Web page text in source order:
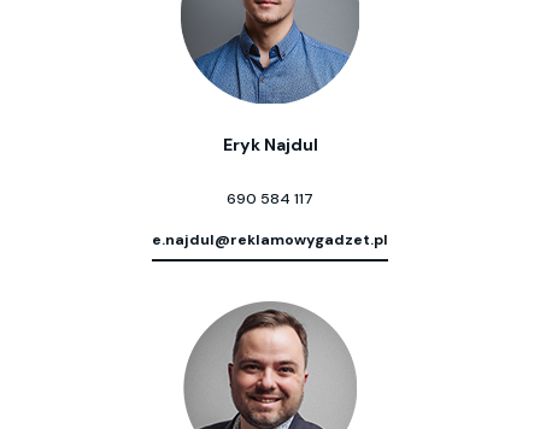
Eryk Najdul
690 584 117
e.najdul@reklamowygadzet.pl